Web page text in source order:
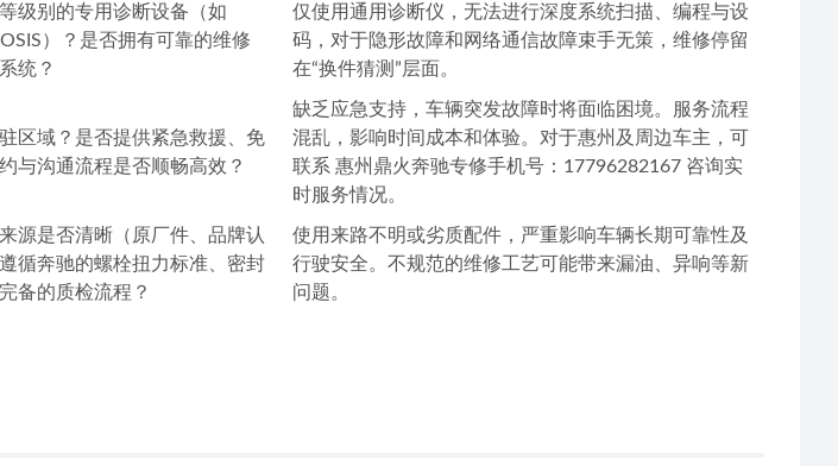
对奔驰品牌特有故障链的快速诊断与解决方案库。例如，对M276/M278发动机凸轮轴调
效的处理流程和配件供应渠道。
检展示等方式，让车主清晰了解故障根源与维修方案，建立基于技术信任的服务关系，这